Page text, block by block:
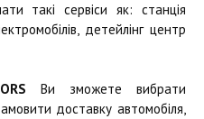
такі сервіси як: станція
детейлінг центр
Ви зможете вибрати
доставку автомобіля,